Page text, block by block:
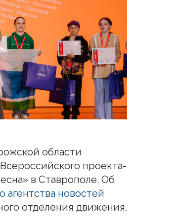
области
проекта-
в Ставрополе. Об
агентства новостей
отделения движения.